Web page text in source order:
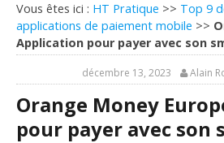
Vous êtes ici : HT Pratique >> Top 9
applications de paiement mobile >>
Application pour payer avec son
décembre 13, 2023 Alain
Orange Money
pour payer avec son